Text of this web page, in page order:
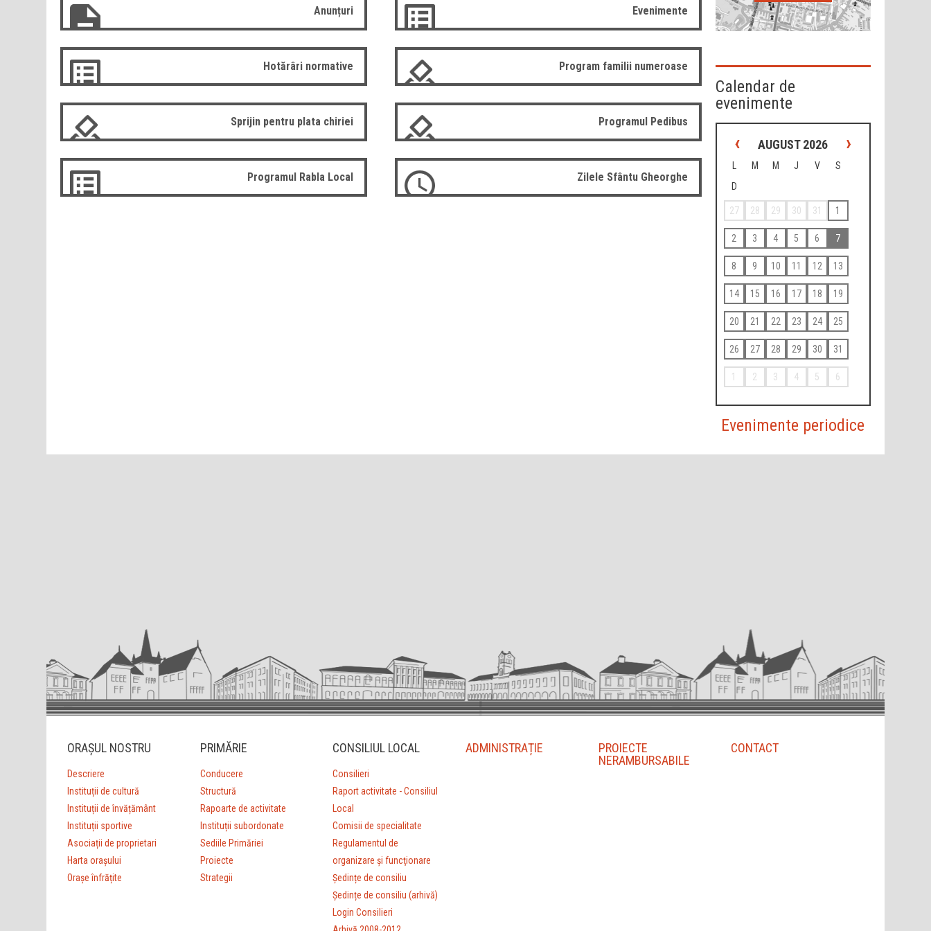
Anunțuri Evenimente
Hotărâri normative Program familii numeroase
Sprijin pentru plata chiriei Programul Pedibus
Programul Rabla Local Zilele Sfântu Gheorghe
Calendar de
evenimente
‹ AUGUST 2026 ›
L M M J V
S
D
27 28 29 30 31 1
2 3 4 5 6 7
8 9 10 11 12 13
14 15 16 17 18 19
20 21 22 23 24 25
26 27 28 29 30 31
1 2 3 4 5 6
Evenimente periodice
ORAȘUL NOSTRU
Descriere
Instituții de cultură
Instituții de învățământ
Instituții sportive
Asociații de proprietari
Harta orașului
Orașe înfrățite
PRIMĂRIE
Conducere
Structură
Rapoarte de activitate
Instituții subordonate
Sediile Primăriei
Proiecte
Strategii
CONSILIUL LOCAL
Consilieri
Raport activitate - Consiliul
Local
Comisii de specialitate
Regulamentul de
organizare şi funcţionare
Ședințe de consiliu
Ședințe de consiliu (arhivă)
Login Consilieri
ADMINISTRAȚIE
PROIECTE
NERAMBURSABILE
CONTACT